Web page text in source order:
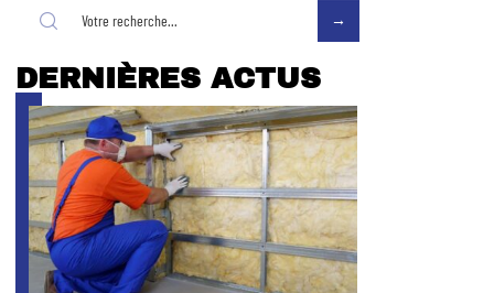
DERNIÈRES ACTUS